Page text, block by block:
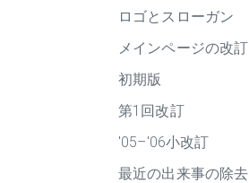
ロゴとスローガン
メインページの改訂
初期版
第1回改訂
'05–'06小改訂
最近の出来事の除去